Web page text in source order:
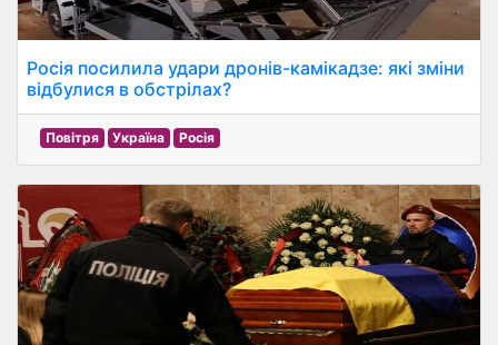
Росія посилила удари дронів-камікадзе: які зміни
відбулися в обстрілах?
Повітря Україна Росія